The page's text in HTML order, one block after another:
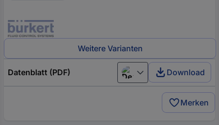
Weitere Varianten
Datenblatt (PDF) Deutsch (Deutschland)
Download
Merken